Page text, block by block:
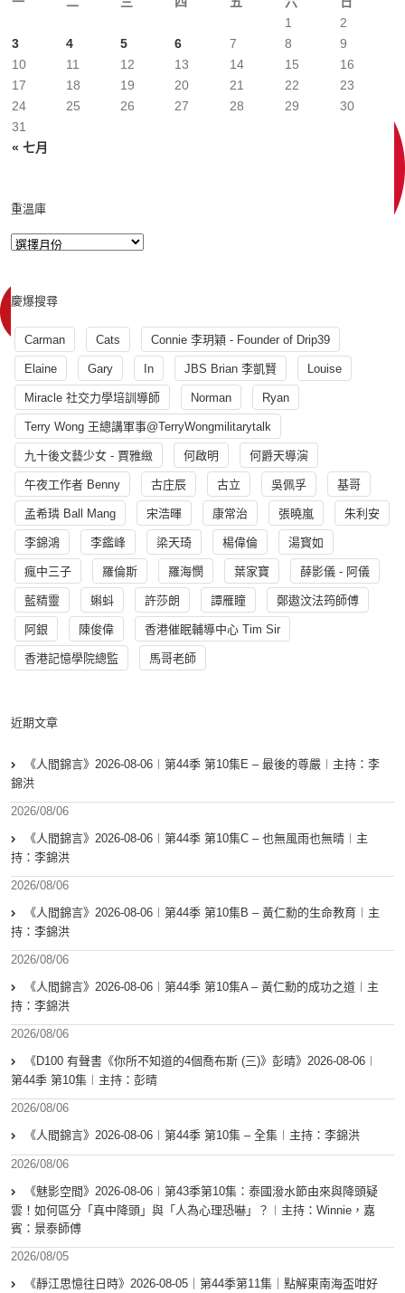
« 七月
1
2
3
4 5 6 7 8
9
10
11 12 13 14 15
16
17
18 19 20 21 22
23
24
25 26 27 28 29
30
31
重溫庫
慶爆搜尋
Carman Cats Connie 李玥穎 - Founder of Drip39
Elaine Gary In JBS Brian 李凱賢 Louise
Miracle 社交力學培訓導師 Norman Ryan
Terry Wong 王總講軍事@TerryWongmilitarytalk
九十後文藝少女 - 賈雅緻 何啟明 何爵天導演
午夜工作者 Benny 古庄辰 古立 吳佩孚 基哥
孟希璘 Ball Mang 宋浩暉 康常治 張曉嵐 朱利安
李錦鴻 李鑑峰 梁天琦 楊偉倫 湯寳如
瘋中三子 羅倫斯 羅海憫 葉家寶 薛影儀 - 阿儀
藍精靈 蝌蚪 許莎朗 譚雁瞳 鄭遨汶法筠師傅
阿銀 陳俊偉 香港催眠輔導中心 Tim Sir
香港記憶學院總監 馬哥老師
近期文章
《人間錦言》2026-08-06︱第44季 第10集E – 最後的尊嚴︱主持：李
錦洪
2026/08/06
《人間錦言》2026-08-06︱第44季 第10集C – 也無風雨也無晴︱主
持：李錦洪
2026/08/06
《人間錦言》2026-08-06︱第44季 第10集B – 黃仁勳的生命教育︱主
持：李錦洪
2026/08/06
《人間錦言》2026-08-06︱第44季 第10集A – 黃仁勳的成功之道︱主
持：李錦洪
2026/08/06
《D100 有聲書《你所不知道的4個喬布斯 (三)》彭晴》2026-08-06︱
第44季 第10集︱主持：彭晴
2026/08/06
《人間錦言》2026-08-06︱第44季 第10集 – 全集︱主持：李錦洪
2026/08/06
《魅影空間》2026-08-06︱第43季第10集：泰國潑水節由來與降頭疑
雲！如何區分「真中降頭」與「人為心理恐嚇」？︱主持：Winnie，嘉
賓：景泰師傅
2026/08/05
《靜江思憶往日時》2026-08-05｜第44季第11集｜點解東南海盃咁好